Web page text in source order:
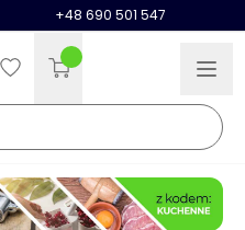
+48 690 501 547